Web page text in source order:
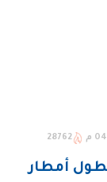
م 28762
أمطار